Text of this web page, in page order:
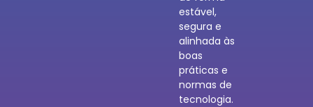
estável,
segura e
alinhada às
boas
práticas e
normas de
tecnologia.